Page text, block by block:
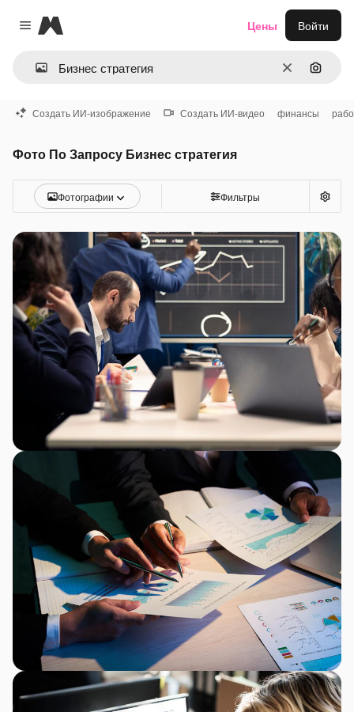
Close menu
Magnific
ОчиститьПоиск
Цены Войти
Создать ИИ-изображение Создать ИИ-видео финансы
Фото По Запросу Бизнес стратегия
Фотографии Фильтры